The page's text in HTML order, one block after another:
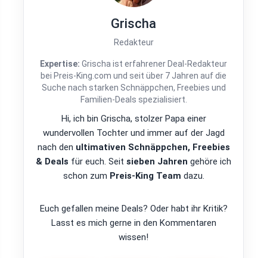
Grischa
Redakteur
Expertise: Grischa ist erfahrener Deal-Redakteur
bei Preis-King.com und seit über 7 Jahren auf die
Suche nach starken Schnäppchen, Freebies und
Familien-Deals spezialisiert.
Hi, ich bin Grischa, stolzer Papa einer
wundervollen Tochter und immer auf der Jagd
nach den ultimativen Schnäppchen, Freebies
& Deals für euch. Seit sieben Jahren gehöre ich
schon zum Preis-King Team dazu.
Euch gefallen meine Deals? Oder habt ihr Kritik?
Lasst es mich gerne in den Kommentaren
wissen!